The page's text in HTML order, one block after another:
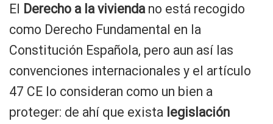
El Derecho a la vivienda no está recogido
como Derecho Fundamental en la
Constitución Española, pero aun así las
convenciones internacionales y el artículo
47 CE lo consideran como un bien a
proteger: de ahí que exista legislación